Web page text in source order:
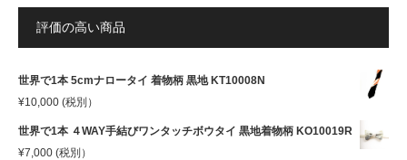
評価の高い商品
世界で1本 5cmナロータイ 着物柄 黒地 KT10008N
¥10,000 (税別）
世界で1本 ４WAY手結びワンタッチボウタイ 黒地着物柄 KO10019R
¥7,000 (税別）